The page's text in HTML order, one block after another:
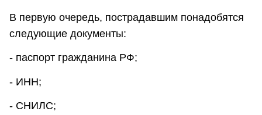
В первую очередь, пострадавшим понадобятся
следующие документы:
- паспорт гражданина РФ;
- ИНН;
- СНИЛС;